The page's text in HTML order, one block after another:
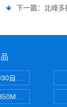
下一篇： 北峰
自组网对讲机
对讲机 PDT数